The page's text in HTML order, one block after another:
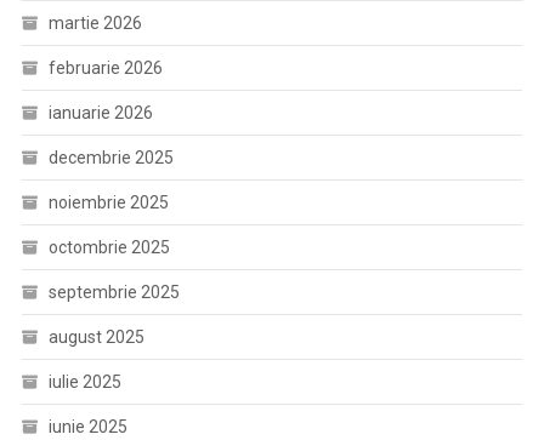
martie 2026
februarie 2026
ianuarie 2026
decembrie 2025
noiembrie 2025
octombrie 2025
septembrie 2025
august 2025
iulie 2025
iunie 2025